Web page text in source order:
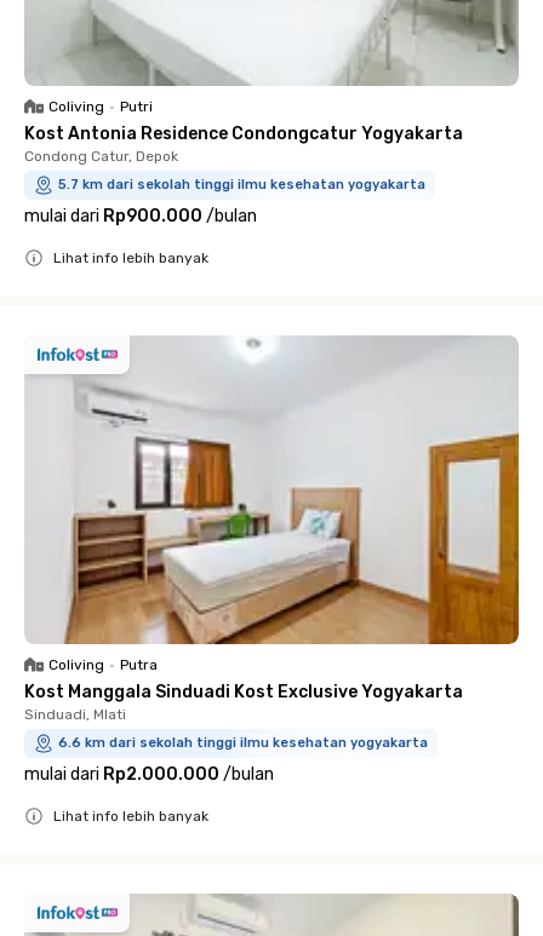
Coliving • Putri
Kost Antonia Residence Condongcatur Yogyakarta
Condong Catur, Depok
5.7 km dari sekolah tinggi ilmu kesehatan yogyakarta
mulai dari Rp900.000 /bulan
Lihat info lebih banyak
Coliving • Putra
Kost Manggala Sinduadi Kost Exclusive Yogyakarta
Sinduadi, Mlati
6.6 km dari sekolah tinggi ilmu kesehatan yogyakarta
mulai dari Rp2.000.000 /bulan
Lihat info lebih banyak